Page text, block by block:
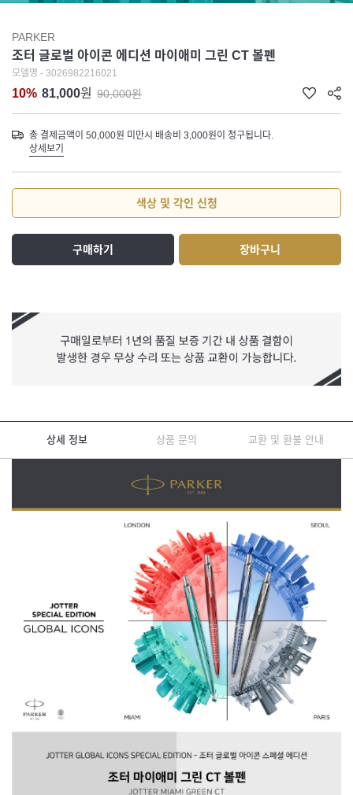
PARKER
조터 글로벌 아이콘 에디션 마이애미 그린 CT 볼펜
모델명 - 3026982216021
10% 81,000원 90,000원
총 결제금액이 50,000원 미만시 배송비 3,000원이 청구됩니다.
상세보기
색상 및 각인 신청
구매하기 장바구니
상세 정보 상품 문의 교환 및 환불 안내